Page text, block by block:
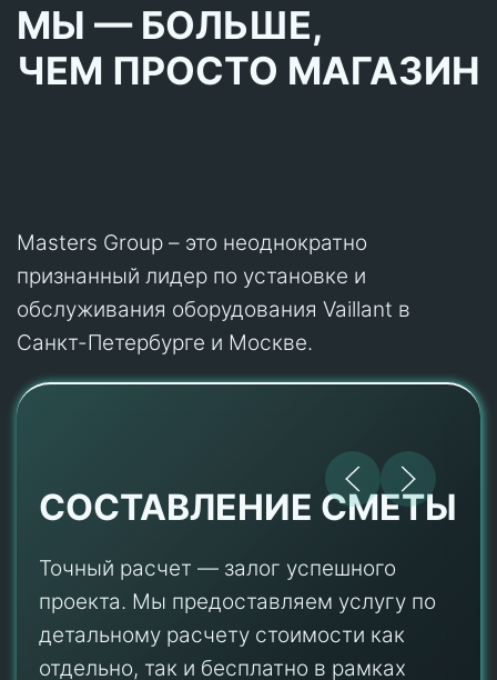
МЫ — БОЛЬШЕ,
ЧЕМ ПРОСТО МАГАЗИН
Masters Group – это неоднократно
признанный лидер по установке и
обслуживания оборудования Vaillant в
Санкт-Петербурге и Москве.
СОСТАВЛЕНИЕ СМЕТЫ
Точный расчет — залог успешного
проекта. Мы предоставляем услугу по
детальному расчету стоимости как
отдельно, так и бесплатно в рамках